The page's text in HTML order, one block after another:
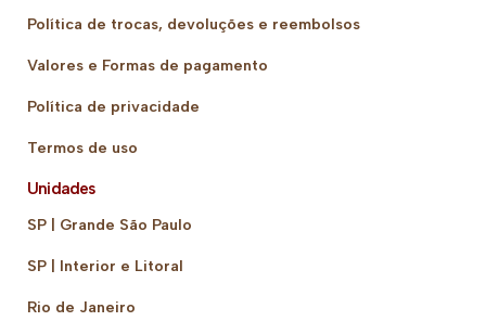
Política de trocas, devoluções e reembolsos
Valores e Formas de pagamento
Política de privacidade
Termos de uso
Unidades
SP | Grande São Paulo
SP | Interior e Litoral
Rio de Janeiro